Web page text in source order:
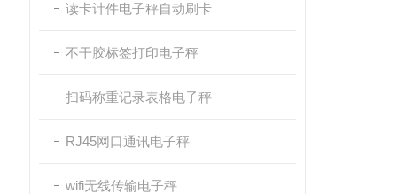
读卡计件电子秤自动刷卡
不干胶标签打印电子秤
扫码称重记录表格电子秤
RJ45网口通讯电子秤
wifi无线传输电子秤